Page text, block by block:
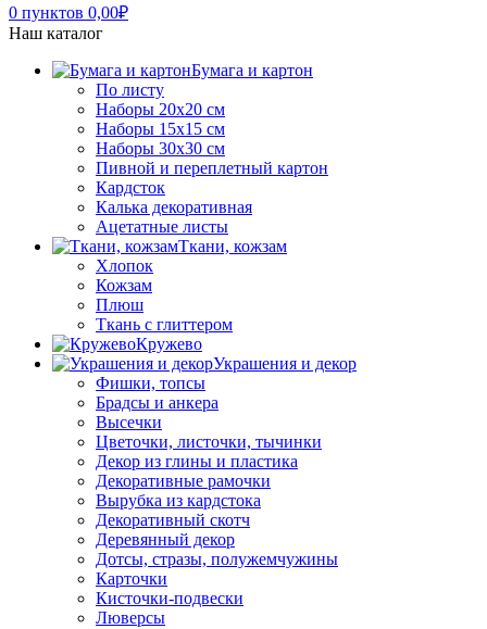
0 пунктов 0,00₽
Наш каталог
Бумага и картон
По листу
Наборы 20х20 см
Наборы 15х15 см
Наборы 30х30 см
Пивной и переплетный картон
Кардсток
Калька декоративная
Ацетатные листы
Ткани, кожзам
Хлопок
Кожзам
Плюш
Ткань с глиттером
Кружево
Украшения и декор
Фишки, топсы
Брадсы и анкера
Высечки
Цветочки, листочки, тычинки
Декор из глины и пластика
Декоративные рамочки
Вырубка из кардстока
Декоративный скотч
Деревянный декор
Дотсы, стразы, полужемчужины
Карточки
Кисточки-подвески
Люверсы